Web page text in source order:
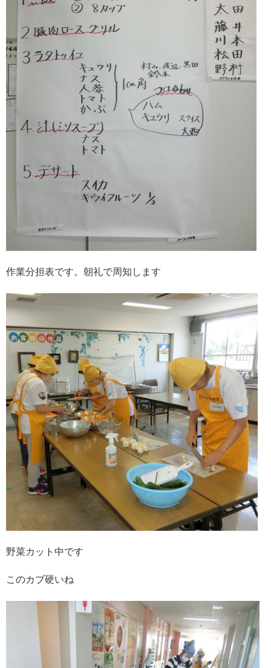
作業分担表です。朝礼で周知します
野菜カット中です
このカブ硬いね